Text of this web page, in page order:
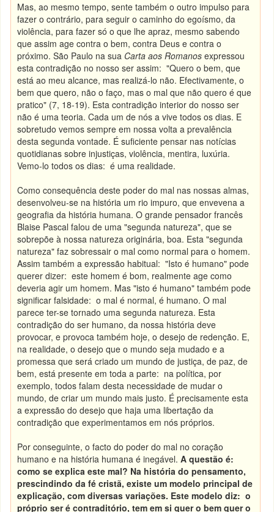
Mas, ao mesmo tempo, sente também o outro impulso para
fazer o contrário, para seguir o caminho do egoísmo, da
violência, para fazer só o que lhe apraz, mesmo sabendo
que assim age contra o bem, contra Deus e contra o
próximo. São Paulo na sua Carta aos Romanos expressou
esta contradição no nosso ser assim: "Quero o bem, que
está ao meu alcance, mas realizá-lo não. Efectivamente, o
bem que quero, não o faço, mas o mal que não quero é que
pratico" (7, 18-19). Esta contradição interior do nosso ser
não é uma teoria. Cada um de nós a vive todos os dias. E
sobretudo vemos sempre em nossa volta a prevalência
desta segunda vontade. É suficiente pensar nas notícias
quotidianas sobre injustiças, violência, mentira, luxúria.
Vemo-lo todos os dias: é uma realidade.
Como consequência deste poder do mal nas nossas almas,
desenvolveu-se na história um rio impuro, que envevena a
geografia da história humana. O grande pensador francês
Blaise Pascal falou de uma "segunda natureza", que se
sobrepõe à nossa natureza originária, boa. Esta "segunda
natureza" faz sobressair o mal como normal para o homem.
Assim também a expressão habitual: "Isto é humano" pode
querer dizer: este homem é bom, realmente age como
deveria agir um homem. Mas "isto é humano" também pode
significar falsidade: o mal é normal, é humano. O mal
parece ter-se tornado uma segunda natureza. Esta
contradição do ser humano, da nossa história deve
provocar, e provoca também hoje, o desejo de redenção. E,
na realidade, o desejo que o mundo seja mudado e a
promessa que será criado um mundo de justiça, de paz, de
bem, está presente em toda a parte: na política, por
exemplo, todos falam desta necessidade de mudar o
mundo, de criar um mundo mais justo. É precisamente esta
a expressão do desejo que haja uma libertação da
contradição que experimentamos em nós próprios.
Por conseguinte, o facto do poder do mal no coração
humano e na história humana é inegável. A questão é:
como se explica este mal? Na história do pensamento,
prescindindo da fé cristã, existe um modelo principal de
explicação, com diversas variações. Este modelo diz: o
próprio ser é contraditório, tem em si quer o bem quer o